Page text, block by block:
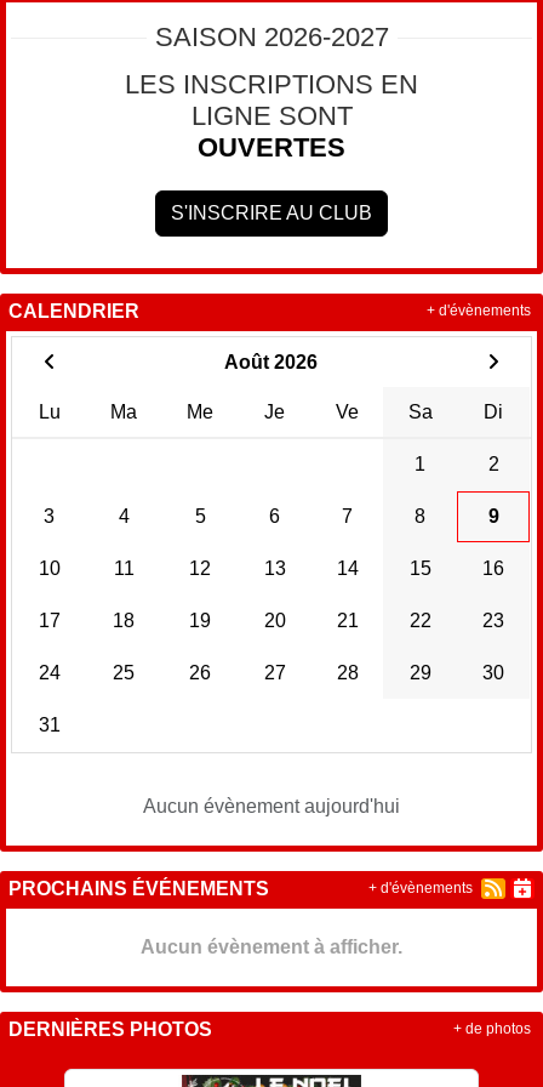
SAISON 2026-2027
LES INSCRIPTIONS EN
LIGNE SONT
OUVERTES
S'INSCRIRE AU CLUB
CALENDRIER
Août 2026
Lu Ma Me Je Ve Sa Di
1 2
3 4 5 6 7 8 9
10 11 12 13 14 15 16
17 18 19 20 21 22 23
24 25 26 27 28 29 30
31
Aucun évènement aujourd'hui
+ d'évènements
PROCHAINS ÉVÉNEMENTS
Aucun évènement à afficher.
+ d'évènements
DERNIÈRES PHOTOS + de photos